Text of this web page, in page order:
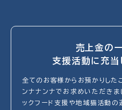
売上金の
支援活動に充当
全てのお客様からお預かりした
ンナナンナでお求めいただきま
ックフード支援や地域猫活動の